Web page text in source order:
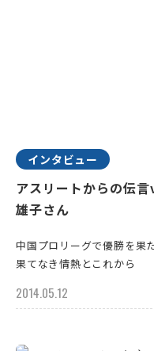
インタビュー
アスリートからの伝
雄子さん
中国プロリーグで優勝を果
果てなき情熱とこれから
2014.05.12